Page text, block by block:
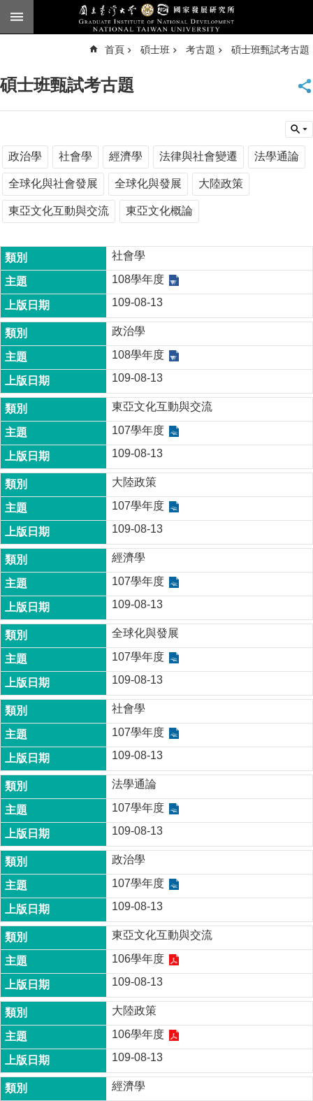
跳到主要內容區塊
臺
English
公
告
本
簡
介
本
所
成
員
博
士
班
碩
士
班
在
職
專
班
學
術
研
究
國
家
發
展
研
究
期
刊
口
試
專
區
所
學
會
首頁 碩士班 考古題 碩士班甄試考古題
碩士班甄試考古題
政治學 社會學 經濟學 法律與社會變遷 法學通論
全球化與社會發展 全球化與發展 大陸政策
東亞文化互動與交流 東亞文化概論
社會學
108學年度
109-08-13
政治學
108學年度
109-08-13
東亞文化互動與交流
107學年度
109-08-13
大陸政策
107學年度
109-08-13
經濟學
107學年度
109-08-13
全球化與發展
107學年度
109-08-13
社會學
107學年度
109-08-13
法學通論
107學年度
109-08-13
政治學
107學年度
109-08-13
東亞文化互動與交流
106學年度
109-08-13
大陸政策
106學年度
109-08-13
經濟學